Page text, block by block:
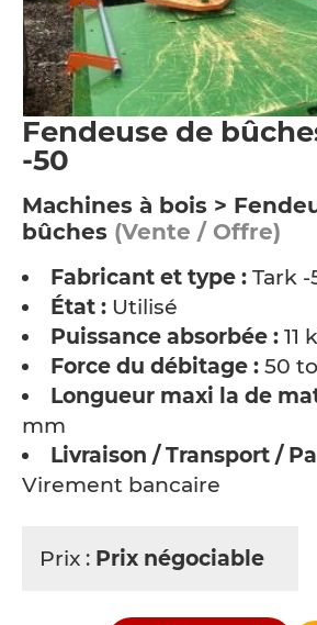
Fendeuse de
-50
Machines à bois >
bûches (Vente / Offre)
Fabricant et type : Tark -
État : Utilisé
Puissance absorbée : 11
Force du débitage : 50
Longueur maxi la de
mm
Livraison / Transport /
Virement bancaire
Prix : Prix négociable